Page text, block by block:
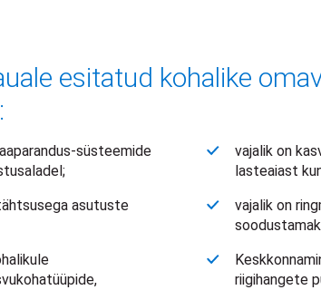
esitatud kohalike
süsteemide
asutuste
vajalik on
lasteaiast
vajalik on
riigihangete